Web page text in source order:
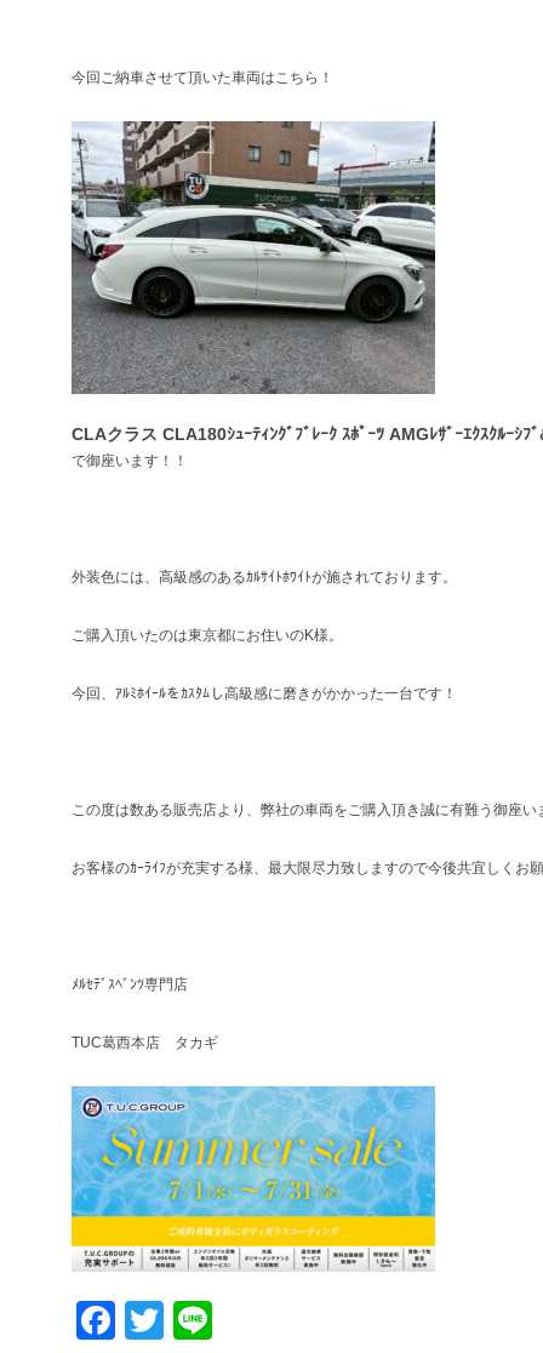
今回ご納車させて頂いた車両はこちら！
CLAクラス CLA180ｼｭｰﾃｨﾝｸﾞﾌﾞﾚｰｸ ｽﾎﾟｰﾂ AMGﾚｻﾞｰｴｸｽｸﾙｰｼﾌ
で御座います！！
外装色には、高級感のあるｶﾙｻｲﾄﾎﾜｲﾄが施されております。
ご購入頂いたのは東京都にお住いのK様。
今回、ｱﾙﾐﾎｲｰﾙをｶｽﾀﾑし高級感に磨きがかかった一台です！
この度は数ある販売店より、弊社の車両をご購入頂き誠に有難う御座い
お客様のｶｰﾗｲﾌが充実する様、最大限尽力致しますので今後共宜しくお
ﾒﾙｾﾃﾞｽﾍﾞﾝﾂ専門店
TUC葛西本店 タカギ
Facebook
Twitter